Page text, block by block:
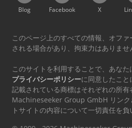
Blog Facebook X
このページ上のすべての情報、オフ
される場合があり、拘束力はありませ
このサイトを利用することで、あなた
プライバシーポリシーに同意したこと
記載されている商標はそれぞれの所有
Machineseeker Group GmbH リンク
トサイトの内容について一切責任を負